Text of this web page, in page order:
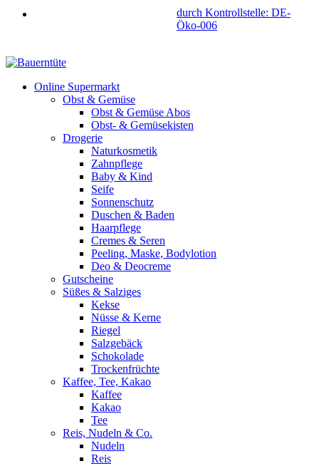
durch Kontrollstelle: DE-
Öko-006
Online Supermarkt
Obst & Gemüse
Obst & Gemüse Abos
Obst- & Gemüsekisten
Drogerie
Naturkosmetik
Zahnpflege
Baby & Kind
Seife
Sonnenschutz
Duschen & Baden
Haarpflege
Cremes & Seren
Peeling, Maske, Bodylotion
Deo & Deocreme
Gutscheine
Süßes & Salziges
Kekse
Nüsse & Kerne
Riegel
Salzgebäck
Schokolade
Trockenfrüchte
Kaffee, Tee, Kakao
Kaffee
Kakao
Tee
Reis, Nudeln & Co.
Nudeln
Reis